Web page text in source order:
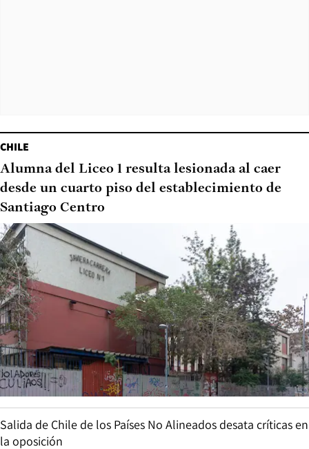
CHILE
Alumna del Liceo 1 resulta lesionada al caer
desde un cuarto piso del establecimiento de
Santiago Centro
Salida de Chile de los Países No Alineados desata críticas en
la oposición